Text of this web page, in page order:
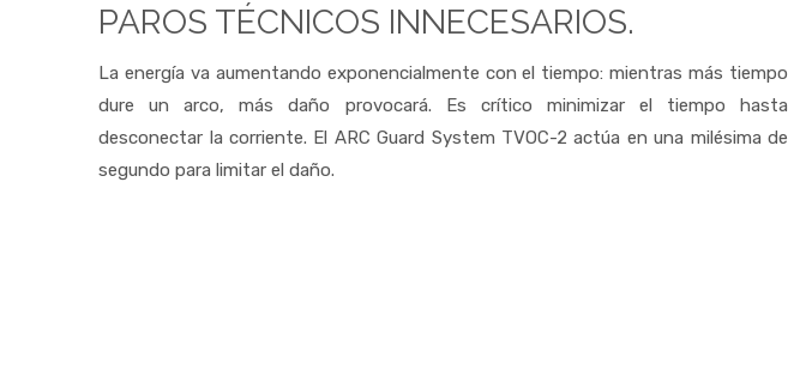
PAROS TÉCNICOS INNECESARIOS.
La energía va aumentando exponencialmente con el tiempo: mientras más tiempo
dure un arco, más daño provocará. Es crítico minimizar el tiempo hasta
desconectar la corriente. El ARC Guard System TVOC-2 actúa en una milésima de
segundo para limitar el daño.